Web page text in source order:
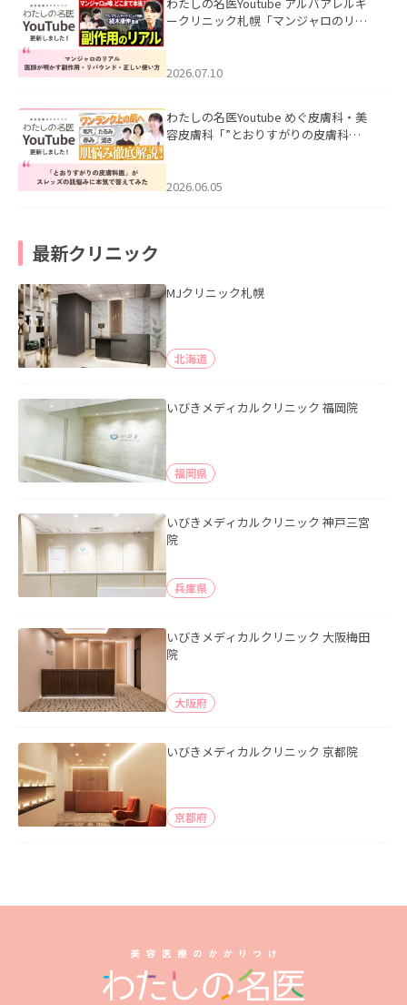
ークリニック札幌「マンジャロのリア
た。
2026.07.10
わたしの名医Youtube めぐ皮膚科・美
容皮膚科「”とおりすがりの皮膚科
2026.06.05
最新クリニック
MJクリニック札幌
北海道
いびきメディカルクリニック 福岡院
福岡県
いびきメディカルクリニック 神戸三宮
院
兵庫県
いびきメディカルクリニック 大阪梅田
院
大阪府
いびきメディカルクリニック 京都院
京都府